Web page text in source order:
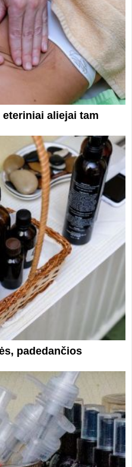
aliejai tam
padedančios